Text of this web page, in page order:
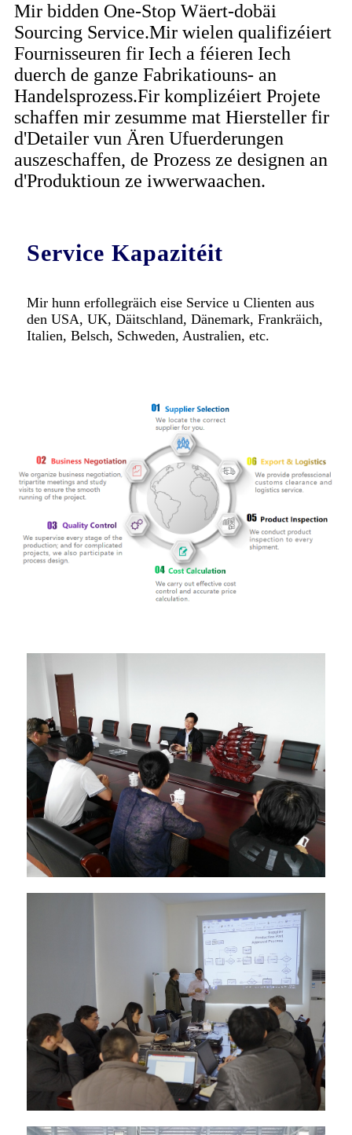
Mir bidden One-Stop Wäert-dobäi
Sourcing Service.Mir wielen qualifizéiert
Fournisseuren fir Iech a féieren Iech
duerch de ganze Fabrikatiouns- an
Handelsprozess.Fir komplizéiert Projete
schaffen mir zesumme mat Hiersteller fir
d'Detailer vun Ären Ufuerderungen
auszeschaffen, de Prozess ze designen an
d'Produktioun ze iwwerwaachen.
Service Kapazitéit
Mir hunn erfollegräich eise Service u Clienten aus
den USA, UK, Däitschland, Dänemark, Frankräich,
Italien, Belsch, Schweden, Australien, etc.